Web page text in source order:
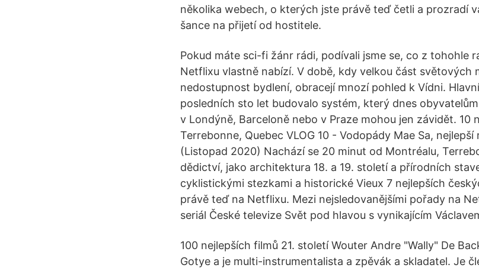
několika webech, o kterých jste právě teď četli a prozradí
šance na přijetí od hostitele.
Pokud máte sci-fi žánr rádi, podívali jsme se, co z tohohle
Netflixu vlastně nabízí. V době, kdy velkou část světových
nedostupnost bydlení, obracejí mnozí pohled k Vídni.
posledních sto let budovalo systém, který dnes
v Londýně, Barceloně nebo v Praze mohou jen závidět. 10
Terrebonne, Quebec VLOG 10 - Vodopády Mae Sa,
(Listopad 2020) Nachází se 20 minut od Montréalu,
dědictví, jako architektura 18. a 19. století a přírodních
cyklistickými stezkami a historické Vieux 7 nejlepších
právě teď na Netflixu. Mezi nejsledovanějšími pořady na
seriál České televize Svět pod hlavou s vynikajícím
100 nejlepších filmů 21. století Wouter Andre "Wally" De
Gotye a je multi-instrumentalista a zpěvák a skladatel. Je